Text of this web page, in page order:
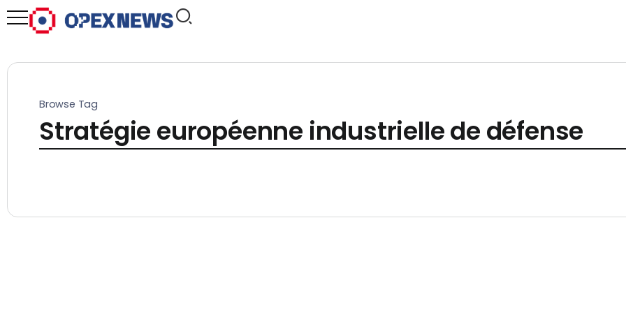
Browse Tag
Stratégie européenne industrielle de défense